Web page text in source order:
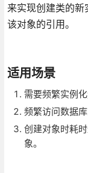
来实现创建类的
该对象的引用。
适用场景
需要频繁实例
频繁访问数据库
创建对象时耗
象。